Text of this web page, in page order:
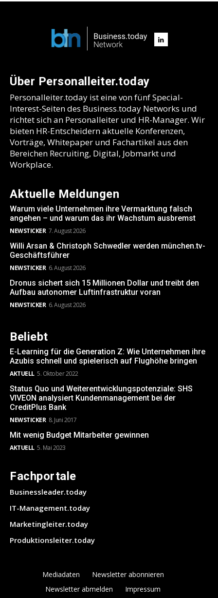
Über Personalleiter.today
Personalleiter.today ist eine von fünf Special-
Interest-Seiten des Business.today Networks und
richtet sich an Personalleiter und HR-Manager. Wir
bieten HR-Entscheidern aktuelle Konferenzen,
Vorträge, Whitepaper und Fachartikel aus den
Bereichen Recruiting, Digital, Jobmarkt und
Workplace.
Aktuelle Meldungen
Warum viele Unternehmen ihre Vermarktung falsch
angehen – und warum das ihr Wachstum ausbremst
NEWSTICKER 7. August 2026
Willi Arsan & Christoph Schwedler werden münchen.tv-
Geschäftsführer
NEWSTICKER 6. August 2026
Dronus sichert sich 15 Millionen Dollar und treibt den
Aufbau autonomer Luftinfrastruktur voran
NEWSTICKER 6. August 2026
Beliebt
E-Learning für die Generation Z: Wie Unternehmen ihre
Azubis schnell und spielerisch auf Flughöhe bringen
AKTUELL 5. Oktober 2022
Status Quo und Weiterentwicklungspotenziale: SHS
VIVEON analysiert Kundenmanagement bei der
CreditPlus Bank
NEWSTICKER 8. Juni 2017
Mit wenig Budget Mitarbeiter gewinnen
AKTUELL 5. Mai 2023
Fachportale
Businessleader.today
IT-Management.today
Marketingleiter.today
Produktionsleiter.today
Mediadaten
Newsletter abonnieren
Newsletter abmelden
Impressum